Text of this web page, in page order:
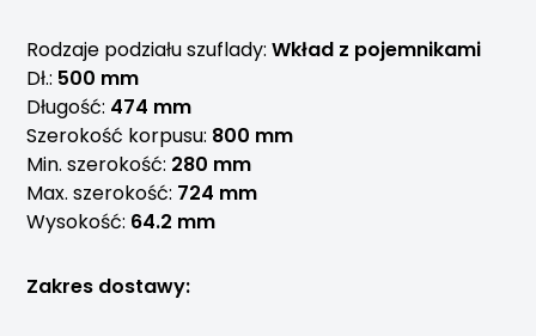
Rodzaje podziału szuflady:Wkład z pojemnikami
Dł.: 500 mm
Długość: 474 mm
Szerokość korpusu: 800 mm
Min. szerokość: 280 mm
Max. szerokość: 724 mm
Wysokość: 64.2 mm
Zakres dostawy: